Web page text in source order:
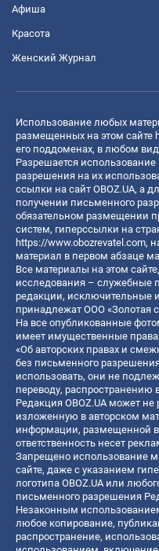
Афиша
Красота
Женский Журнал
Использование любых
размещенных на этом сайте
его поддоменах, в любом
Разрешается
разрешения на их
ссылки на сайт OBOZ.UA, а
получении письменного
обязательном размещении
систем, гиперссылки на
https://www.obozrevatel.com,
материал в первом абзаце
Все материалы на этом
исследования – служебные
редакции, исключительные
принадлежат ООО «Золотая
На все опубликованные
имеет имущественные
«Об авторских правах и
без письменного
использовать, они не
переводу, распространению
Редакция OBOZ.UA может не
изложенную в авторском
информации, размещенной
ответственность несет
Запрещено использование
сайте, даже с указанием
логотипа OBOZ.UA или
письменного разрешения
Незаконным
любое копирование,
распространение,